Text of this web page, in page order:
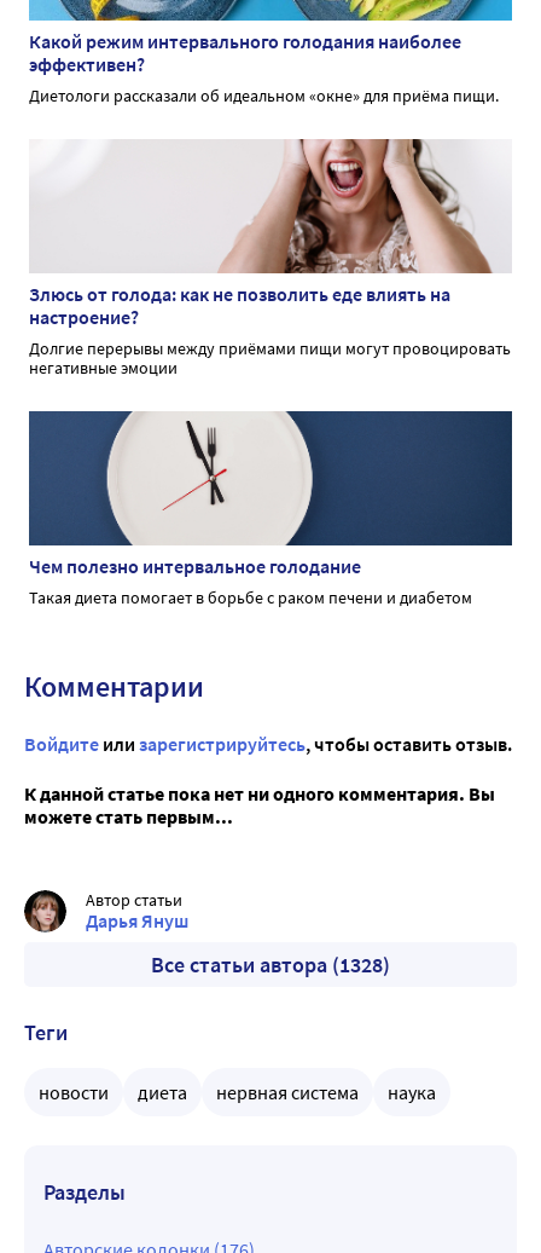
Какой режим интервального голодания наиболее
эффективен?
Диетологи рассказали об идеальном «окне» для приёма пищи.
Злюсь от голода: как не позволить еде влиять на
настроение?
Долгие перерывы между приёмами пищи могут провоцировать
негативные эмоции
Чем полезно интервальное голодание
Такая диета помогает в борьбе с раком печени и диабетом
Комментарии
Войдите или зарегистрируйтесь, чтобы оставить отзыв.
К данной статье пока нет ни одного комментария. Вы
можете стать первым...
Автор статьи
Дарья Януш
Все статьи автора (1328)
Теги
новости диета нервная система наука
Разделы